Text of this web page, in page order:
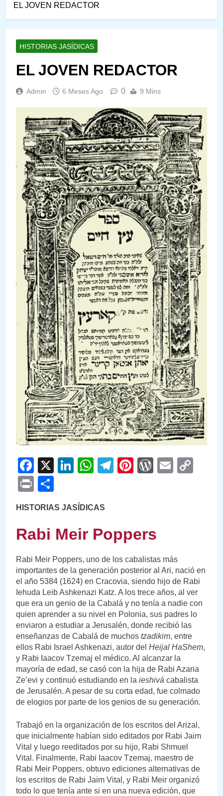
EL JOVEN REDACTOR
HISTORIAS JASÍDICAS
EL JOVEN REDACTOR
Admin 6 Meses Ago 0 9 Mins
Facebook
X LinkedIn
WhatsApp
Telegram
PinterestEmail
Print
HISTORIAS JASÍDICAS
Rabi Meir Poppers
Rabi Meir Poppers, uno de los cabalistas más
importantes de la generación posterior al Ari, nació en
el año 5384 (1624) en Cracovia, siendo hijo de Rabi
Iehuda Leib Ashkenazi Katz. A los trece años, al ver
que era un genio de la Cabalá y no tenía a nadie con
quien aprender a su nivel en Polonia, sus padres lo
enviaron a estudiar a Jerusalén, donde recibió las
enseñanzas de Cabalá de muchos tzadikim, entre
ellos Rabi Israel Ashkenazi, autor del Heijal HaShem,
y Rabi Iaacov Tzemaj el médico. Al alcanzar la
mayoría de edad, se casó con la hija de Rabi Azaria
Ze’evi y continuó estudiando en la ieshivá cabalista
de Jerusalén. A pesar de su corta edad, fue colmado
de elogios por parte de los genios de su generación.
Trabajó en la organización de los escritos del Arizal,
que inicialmente habían sido editados por Rabi Jaim
Vital y luego reeditados por su hijo, Rabi Shmuel
Vital. Finalmente, Rabi Iaacov Tzemaj, maestro de
Rabi Meir Poppers, obtuvo ediciones alternativas de
los escritos de Rabi Jaim Vital, y Rabi Meir organizó
todo lo que tenía ante si en una nueva edición, que